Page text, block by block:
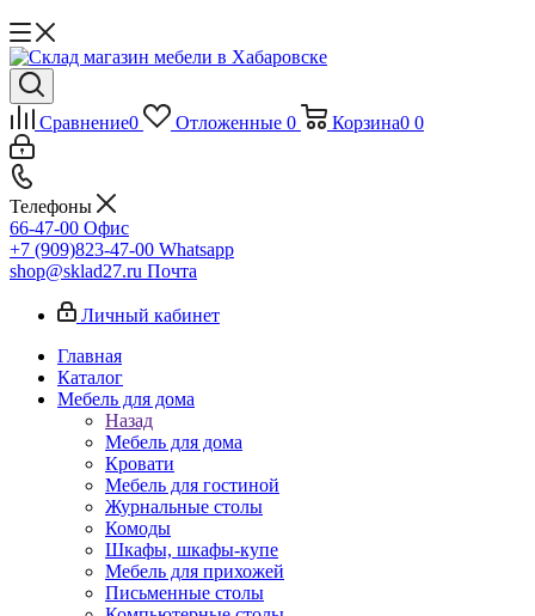
Сравнение0 Отложенные 0 Корзина0 0
Телефоны
66-47-00 Офис
+7 (909)823-47-00 Whatsapp
shop@sklad27.ru Почта
Личный кабинет
Главная
Каталог
Мебель для дома
Назад
Мебель для дома
Кровати
Мебель для гостиной
Журнальные столы
Комоды
Шкафы, шкафы-купе
Мебель для прихожей
Письменные столы